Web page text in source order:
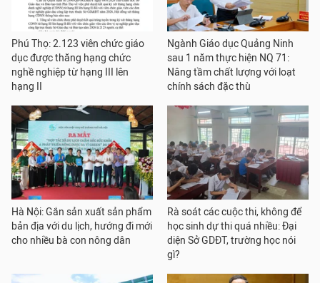
Phú Thọ: 2.123 viên chức giáo
dục được thăng hạng chức
nghề nghiệp từ hạng III lên
hạng II
Ngành Giáo dục Quảng Ninh
sau 1 năm thực hiện NQ 71:
Nâng tầm chất lượng với loạt
chính sách đặc thù
Hà Nội: Gắn sản xuất sản phẩm
bản địa với du lịch, hướng đi mới
cho nhiều bà con nông dân
Rà soát các cuộc thi, không để
học sinh dự thi quá nhiều: Đại
diện Sở GDĐT, trường học nói
gì?